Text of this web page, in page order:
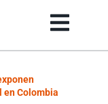
en Colombia